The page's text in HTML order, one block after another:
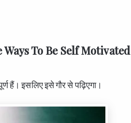
Ways To Be Self Motivated
हैं। इसलिए इसे गौर से पढ़िएगा।